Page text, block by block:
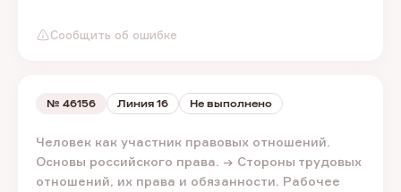
Сообщить об ошибке
№ 46156 Линия 16 Не выполнено
Человек как участник правовых отношений.
Основы российского права. → Стороны трудовых
отношений, их права и обязанности. Рабочее